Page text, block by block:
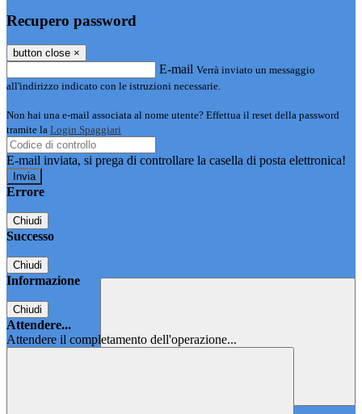
Recupero password
button close ×
E-mail Verrà inviato un messaggio
all'indirizzo indicato con le istruzioni necessarie.
Non hai una e-mail associata al nome utente? Effettua il reset della password
tramite la Login Spaggiari
E-mail inviata, si prega di controllare la casella di posta elettronica!
Errore
Chiudi
Successo
Chiudi
Informazione
Chiudi
Attendere...
Attendere il completamento dell'operazione...